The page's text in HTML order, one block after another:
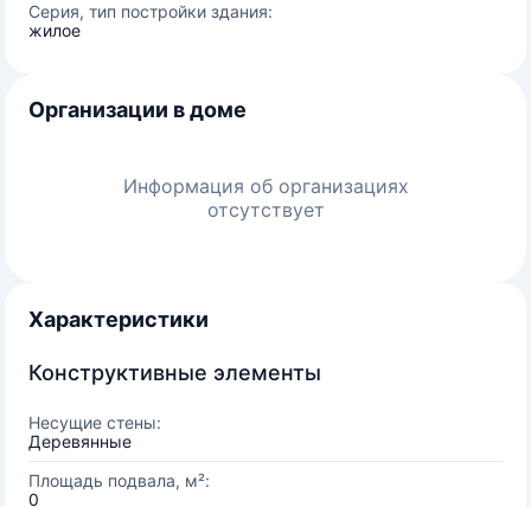
Серия, тип постройки здания:
жилое
Организации в доме
Информация об организациях
отсутствует
Характеристики
Конструктивные элементы
Несущие стены:
Деревянные
Площадь подвала, м²:
0